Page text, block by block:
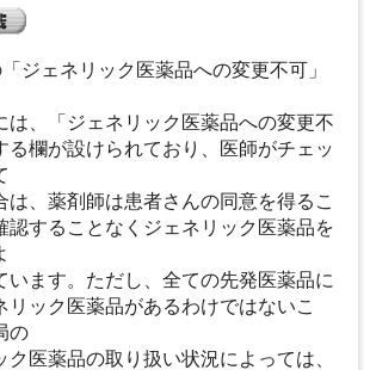
ジェネリック医薬品への変更不可」
、「ジェネリック医薬品への変更不
る欄が設けられており、医師がチェッ
、薬剤師は患者さんの同意を得るこ
認することなくジェネリック医薬品を
ます。ただし、全ての先発医薬品に
リック医薬品があるわけではないこ
の
医薬品の取り扱い状況によっては、